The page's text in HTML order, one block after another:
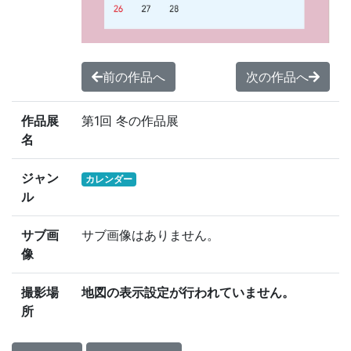
前の作品へ 次の作品へ
作品展
名
第1回 冬の作品展
ジャン
ル
カレンダー
サブ画
像
サブ画像はありません。
撮影場
所
地図の表示設定が行われていません。